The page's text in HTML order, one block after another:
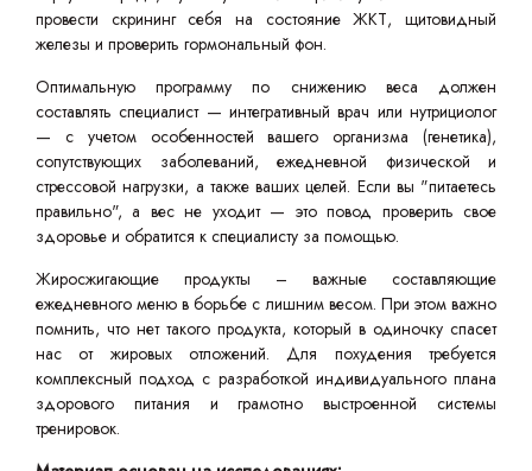
провести скрининг себя на состояние ЖКТ, щитовидный
железы и проверить гормональный фон.
Оптимальную программу по снижению веса должен
составлять специалист — интегративный врач или нутрициолог
— с учетом особенностей вашего организма (генетика),
сопутствующих заболеваний, ежедневной физической и
стрессовой нагрузки, а также ваших целей. Если вы "питаетесь
правильно", а вес не уходит — это повод проверить свое
здоровье и обратится к специалисту за помощью.
Жиросжигающие продукты – важные составляющие
ежедневного меню в борьбе с лишним весом. При этом важно
помнить, что нет такого продукта, который в одиночку спасет
нас от жировых отложений. Для похудения требуется
комплексный подход с разработкой индивидуального плана
здорового питания и грамотно выстроенной системы
тренировок.